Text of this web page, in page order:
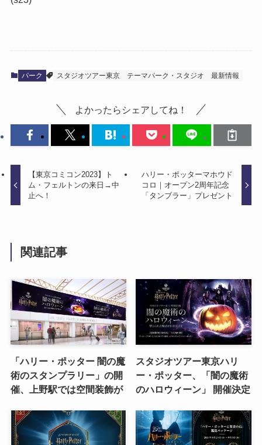
パーク スタジオツアー東京 テーマパーク・スタジオ 最新情報
よかったらシェアしてね！
【東京コミコン2023】ト
ム・フェルトンの来日→中
止へ！
ハリー・ポッターマホウド
コロ｜オープン2周年記念
「タンブラー」プレゼント
関連記事
「ハリー・ポッター 闇の魔
術のスタンプラリー」の開
催、上野駅では空間装飾が
スタジオツアー東京ハリ
ー・ポッター、「闇の魔術
のハロウィーン」 開催決定